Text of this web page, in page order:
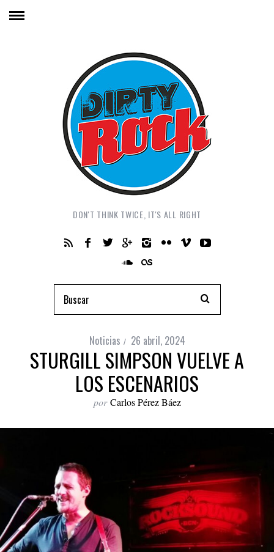
DON'T THINK TWICE, IT'S ALL RIGHT
Noticias 26 abril, 2024
STURGILL SIMPSON VUELVE A
LOS ESCENARIOS
por Carlos Pérez Báez